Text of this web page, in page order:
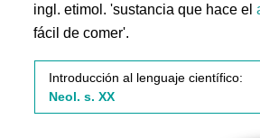
ingl. etimol. 'sustancia que hace el
fácil de comer'.
Introducción al lenguaje científico:
Neol. s. XX